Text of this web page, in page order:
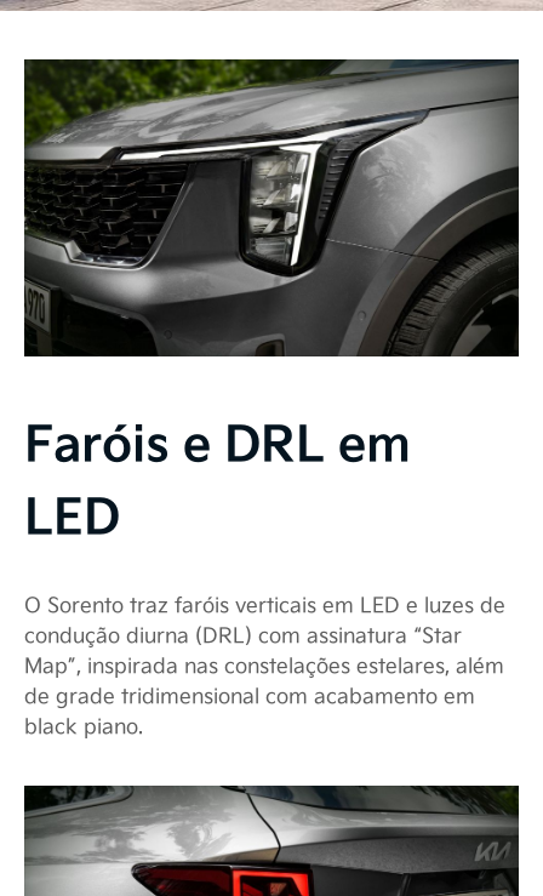
Faróis e DRL em
LED
O Sorento traz faróis verticais em LED e luzes de
condução diurna (DRL) com assinatura “Star
Map”, inspirada nas constelações estelares, além
de grade tridimensional com acabamento em
black piano.